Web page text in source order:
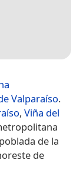
Valparaíso.
, Viña del
de la
de